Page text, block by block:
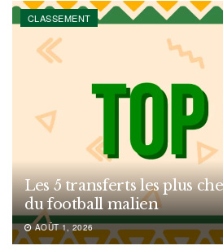
CLASSEMENT
Les 5 transferts les plus
du football malien
AOÛT 1, 2026